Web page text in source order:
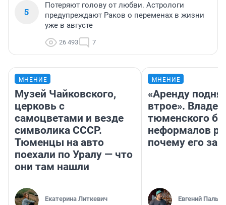
5
Потеряют голову от любви. Астрологи
предупреждают Раков о переменах в жизни
уже в августе
26 493 7
МНЕНИЕ
Музей Чайковского,
церковь с
самоцветами и везде
символика СССР.
Тюменцы на авто
поехали по Уралу — что
они там нашли
Екатерина Литкевич
МНЕНИЕ
«Аренду
втрое».
тюменского
неформалов
почему его
Евгений